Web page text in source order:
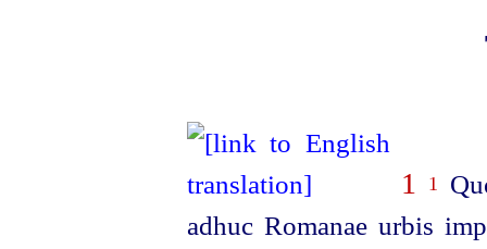
1 1
adhuc Romanae urbis